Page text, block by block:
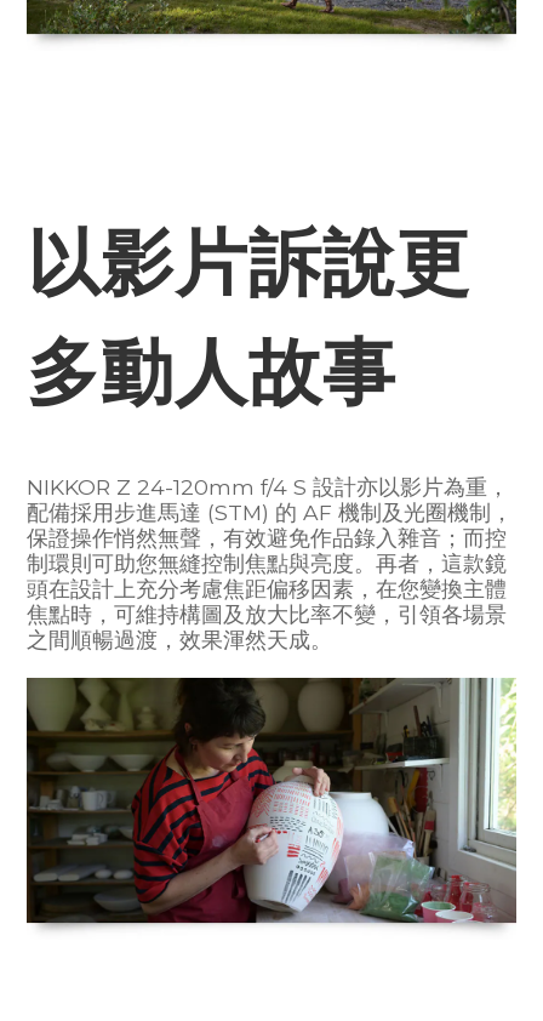
以影片訴說更
多動人故事
NIKKOR Z 24-120mm f/4 S 設計亦以影片為重，
配備採用步進馬達 (STM) 的 AF 機制及光圈機制，
保證操作悄然無聲，有效避免作品錄入雜音；而控
制環則可助您無縫控制焦點與亮度。再者，這款鏡
頭在設計上充分考慮焦距偏移因素，在您變換主體
焦點時，可維持構圖及放大比率不變，引領各場景
之間順暢過渡，效果渾然天成。